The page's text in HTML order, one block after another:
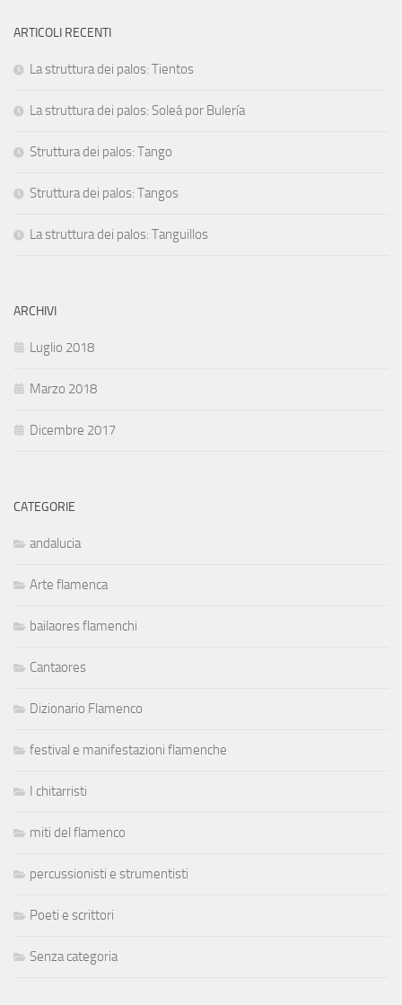
ARTICOLI RECENTI
La struttura dei palos: Tientos
La struttura dei palos: Soleá por Bulería
Struttura dei palos: Tango
Struttura dei palos: Tangos
La struttura dei palos: Tanguillos
ARCHIVI
Luglio 2018
Marzo 2018
Dicembre 2017
CATEGORIE
andalucia
Arte flamenca
bailaores flamenchi
Cantaores
Dizionario Flamenco
festival e manifestazioni flamenche
I chitarristi
miti del flamenco
percussionisti e strumentisti
Poeti e scrittori
Senza categoria